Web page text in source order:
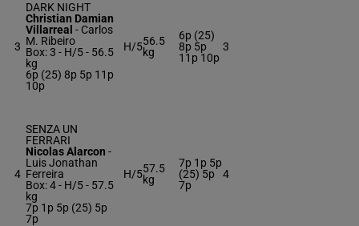
3
DARK NIGHT
Christian Damian
Villarreal - Carlos
M. Ribeiro
Box: 3 - H/5 - 56.5
kg
6p (25) 8p 5p 11p
10p
H/556.5
kg
6p (25)
8p 5p
11p 10p
3
4
SENZA UN
FERRARI
Nicolas Alarcon -
Luis Jonathan
Ferreira
Box: 4 - H/5 - 57.5
kg
7p 1p 5p (25) 5p
7p
H/557.5
kg
7p 1p 5p
(25) 5p
7p
4